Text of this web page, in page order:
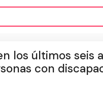
los últimos seis
con